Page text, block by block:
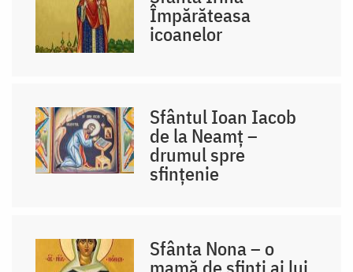
Împărăteasa
icoanelor
Sfântul Ioan Iacob
de la Neamț –
drumul spre
sfințenie
Sfânta Nona – o